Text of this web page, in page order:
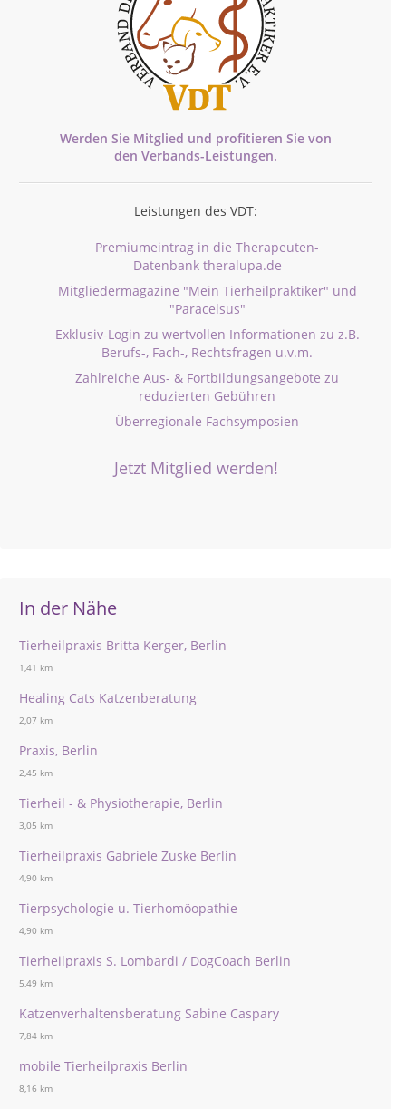
Werden Sie Mitglied und profitieren Sie von
den Verbands-Leistungen.
Leistungen des VDT:
Premiumeintrag in die Therapeuten-
Datenbank theralupa.de
Mitgliedermagazine "Mein Tierheilpraktiker" und
"Paracelsus"
Exklusiv-Login zu wertvollen Informationen zu z.B.
Berufs-, Fach-, Rechtsfragen u.v.m.
Zahlreiche Aus- & Fortbildungsangebote zu
reduzierten Gebühren
Überregionale Fachsymposien
Jetzt Mitglied werden!
In der Nähe
Tierheilpraxis Britta Kerger, Berlin
1,41 km
Healing Cats Katzenberatung
2,07 km
Praxis, Berlin
2,45 km
Tierheil - & Physiotherapie, Berlin
3,05 km
Tierheilpraxis Gabriele Zuske Berlin
4,90 km
Tierpsychologie u. Tierhomöopathie
4,90 km
Tierheilpraxis S. Lombardi / DogCoach Berlin
5,49 km
Katzenverhaltensberatung Sabine Caspary
7,84 km
mobile Tierheilpraxis Berlin
8,16 km